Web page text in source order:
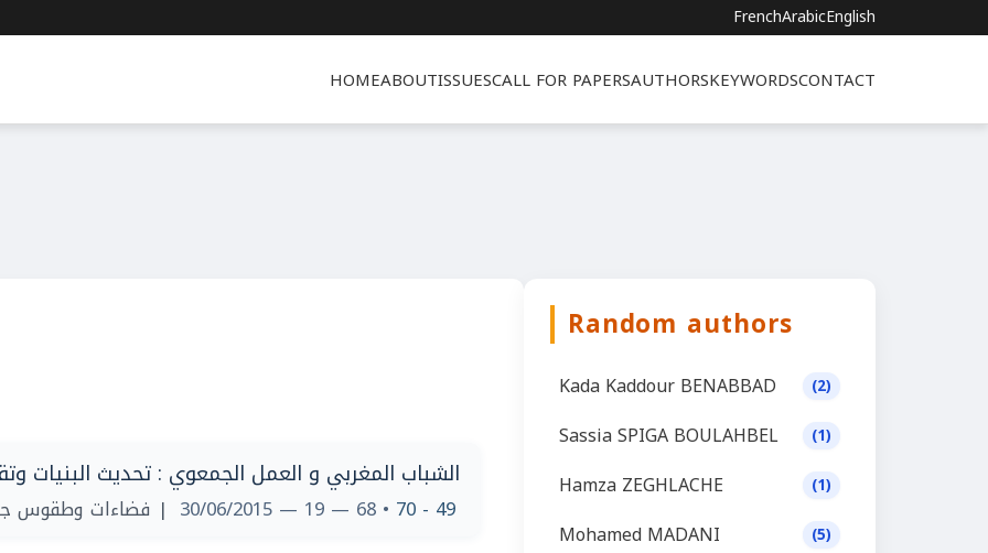
FrenchArabicEnglish
HOMEABOUTISSUESCALL FOR PAPERSAUTHORSKEYWORDSCONTACT
الشباب المغربي و العمل الجمعوي : تحديث البنيات
49 - 70
• 68 — 19 — 30/06/2015 | فضاءات وطقوس
Random authors
Kada Kaddour BENABBAD (2)
Sassia SPIGA BOULAHBEL (1)
Hamza ZEGHLACHE (1)
Mohamed MADANI (5)